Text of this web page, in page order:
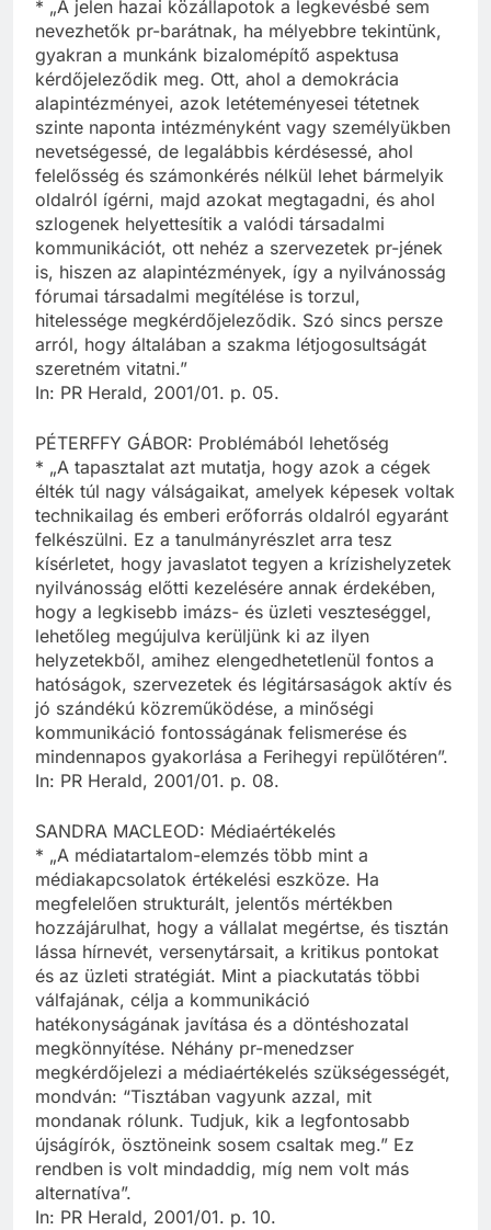
* „A jelen hazai közállapotok a legkevésbé sem
nevezhetők pr-barátnak, ha mélyebbre tekintünk,
gyakran a munkánk bizalomépítő aspektusa
kérdőjeleződik meg. Ott, ahol a demokrácia
alapintézményei, azok letéteményesei tétetnek
szinte naponta intézményként vagy személyükben
nevetségessé, de legalábbis kérdésessé, ahol
felelősség és számonkérés nélkül lehet bármelyik
oldalról ígérni, majd azokat megtagadni, és ahol
szlogenek helyettesítik a valódi társadalmi
kommunikációt, ott nehéz a szervezetek pr-jének
is, hiszen az alapintézmények, így a nyilvánosság
fórumai társadalmi megítélése is torzul,
hitelessége megkérdőjeleződik. Szó sincs persze
arról, hogy általában a szakma létjogosultságát
szeretném vitatni.”
In: PR Herald, 2001/01. p. 05.
PÉTERFFY GÁBOR: Problémából lehetőség
* „A tapasztalat azt mutatja, hogy azok a cégek
élték túl nagy válságaikat, amelyek képesek voltak
technikailag és emberi erőforrás oldalról egyaránt
felkészülni. Ez a tanulmányrészlet arra tesz
kísérletet, hogy javaslatot tegyen a krízishelyzetek
nyilvánosság előtti kezelésére annak érdekében,
hogy a legkisebb imázs- és üzleti veszteséggel,
lehetőleg megújulva kerüljünk ki az ilyen
helyzetekből, amihez elengedhetetlenül fontos a
hatóságok, szervezetek és légitársaságok aktív és
jó szándékú közreműködése, a minőségi
kommunikáció fontosságának felismerése és
mindennapos gyakorlása a Ferihegyi repülőtéren”.
In: PR Herald, 2001/01. p. 08.
SANDRA MACLEOD: Médiaértékelés
* „A médiatartalom-elemzés több mint a
médiakapcsolatok értékelési eszköze. Ha
megfelelően strukturált, jelentős mértékben
hozzájárulhat, hogy a vállalat megértse, és tisztán
lássa hírnevét, versenytársait, a kritikus pontokat
és az üzleti stratégiát. Mint a piackutatás többi
válfajának, célja a kommunikáció
hatékonyságának javítása és a döntéshozatal
megkönnyítése. Néhány pr-menedzser
megkérdőjelezi a médiaértékelés szükségességét,
mondván: “Tisztában vagyunk azzal, mit
mondanak rólunk. Tudjuk, kik a legfontosabb
újságírók, ösztöneink sosem csaltak meg.” Ez
rendben is volt mindaddig, míg nem volt más
alternatíva”.
In: PR Herald, 2001/01. p. 10.